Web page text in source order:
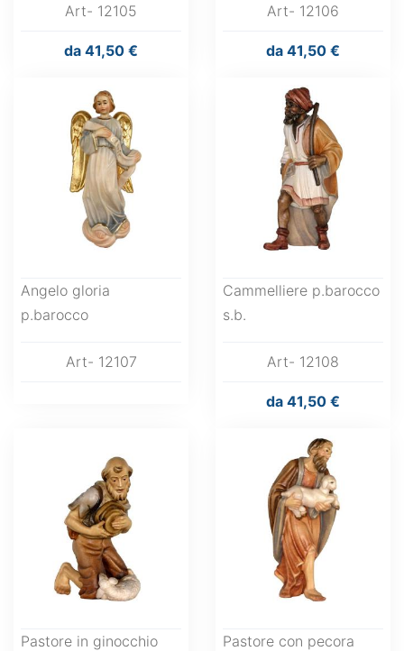
Art- 12105
da 41,50 €
Art- 12106
da 41,50 €
Angelo gloria
p.barocco
Art- 12107
Cammelliere p.barocco
s.b.
Art- 12108
da 41,50 €
Pastore in ginocchio
Pastore con pecora